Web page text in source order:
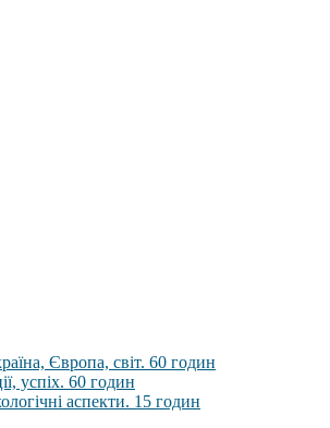
Європа, світ. 60 годин
успіх. 60 годин
аспекти. 15 годин